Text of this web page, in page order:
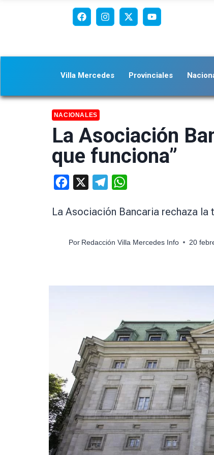
Villa Mercedes Provinciales
NACIONALES
La Asociación
que funciona”
Facebook Telegram
La Asociación Bancaria rechaza
Por Redacción Villa Mercedes Info 20